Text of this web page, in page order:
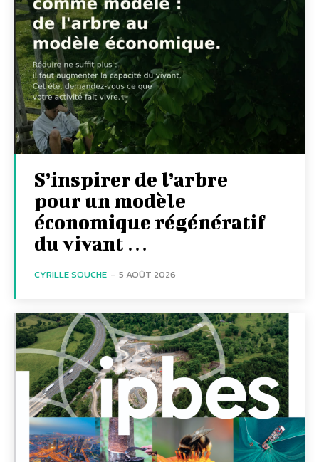
S’inspirer de l’arbre
pour un modèle
économique régénératif
du vivant …
CYRILLE SOUCHE - 5 AOÛT 2026